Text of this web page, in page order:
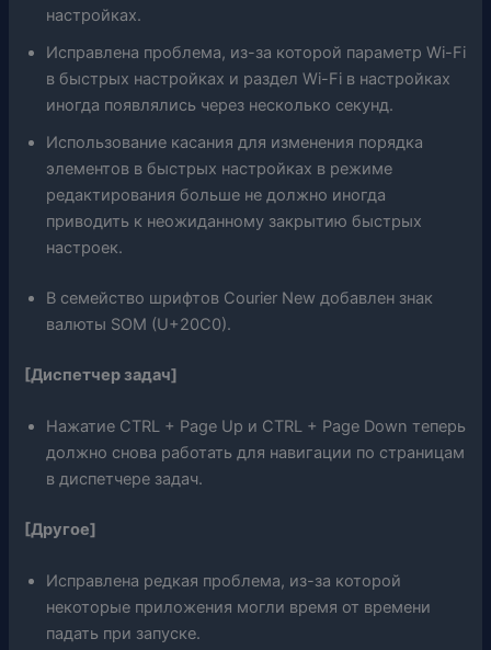
настройках.
Исправлена ​​проблема, из-за которой параметр Wi-Fi
в быстрых настройках и раздел Wi-Fi в настройках
иногда появлялись через несколько секунд.
Использование касания для изменения порядка
элементов в быстрых настройках в режиме
редактирования больше не должно иногда
приводить к неожиданному закрытию быстрых
настроек.
В семейство шрифтов Courier New добавлен знак
валюты SOM (U+20C0).
[Диспетчер задач]
Нажатие CTRL + Page Up и CTRL + Page Down теперь
должно снова работать для навигации по страницам
в диспетчере задач.
[Другое]
Исправлена ​​редкая проблема, из-за которой
некоторые приложения могли время от времени
падать при запуске.